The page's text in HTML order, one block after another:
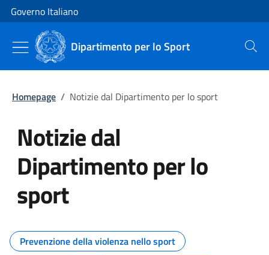
Vai al contenuto
Vai alla navigazione del sito
Governo Italiano
Dipartimento per lo Sport Cerca
Homepage / Notizie dal Dipartimento per lo sport
Notizie dal
Dipartimento per lo
sport
Tutti i contenuti della pagina
Prevenzione della violenza nello sport